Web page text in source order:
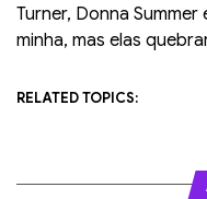
Turner, Donna Summer
minha, mas elas
RELATED TOPICS: